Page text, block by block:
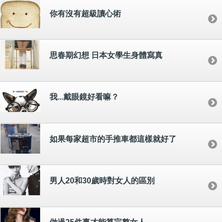
你有沒有超級讀心術
思春期幻想 日本女學生身體寫真
我...戴眼鏡好看嘛？
如果每家超市的手推車都這樣就好了
男人20和30歲時對女人的區別